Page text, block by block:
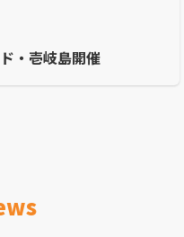
・壱岐島開催